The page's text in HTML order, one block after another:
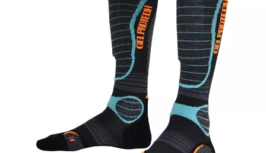
Während deiner langen Tage im Schneekönnen die
Anstrengung und die Steifheit deiner
Schuhe
unangenehme Schmerzen im Bereich der Schienbeine
Um diese Schmerzen zu lindern und zu verhindern, hat